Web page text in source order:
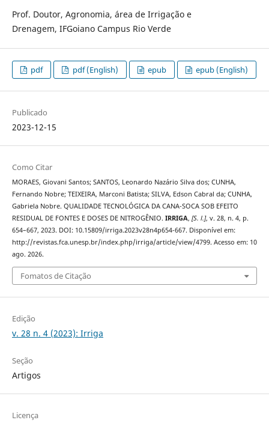
Prof. Doutor, Agronomia, área de Irrigação e
Drenagem, IFGoiano Campus Rio Verde
pdf pdf (English) epub epub (English)
Publicado
2023-12-15
Como Citar
MORAES, Giovani Santos; SANTOS, Leonardo Nazário Silva dos; CUNHA,
Fernando Nobre; TEIXEIRA, Marconi Batista; SILVA, Edson Cabral da; CUNHA,
Gabriela Nobre. QUALIDADE TECNOLÓGICA DA CANA-SOCA SOB EFEITO
RESIDUAL DE FONTES E DOSES DE NITROGÊNIO. IRRIGA, [S. l.], v. 28, n. 4, p.
654–667, 2023. DOI: 10.15809/irriga.2023v28n4p654-667. Disponível em:
http://revistas.fca.unesp.br/index.php/irriga/article/view/4799. Acesso em: 10
ago. 2026.
Fomatos de Citação
Edição
v. 28 n. 4 (2023): Irriga
Seção
Artigos
Licença